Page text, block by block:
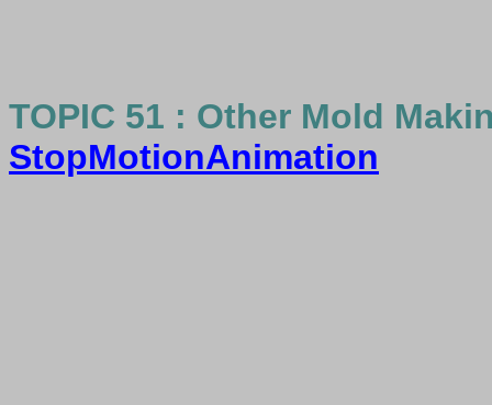
TOPIC 51 : Other Mold
StopMotionAnimation